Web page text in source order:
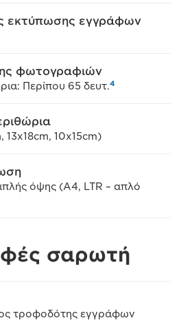
εκτύπωσης εγγράφων
φωτογραφιών
Περίπου 65 δευτ.4
13x18cm, 10x15cm)
όψης (A4, LTR – απλό
σαρωτή
τροφοδότης εγγράφων